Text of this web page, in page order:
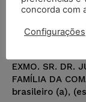
Petição
em favor
EXMO. SR. DR.
FAMÍLIA DA
brasileiro (a),
concorda com
Configurações